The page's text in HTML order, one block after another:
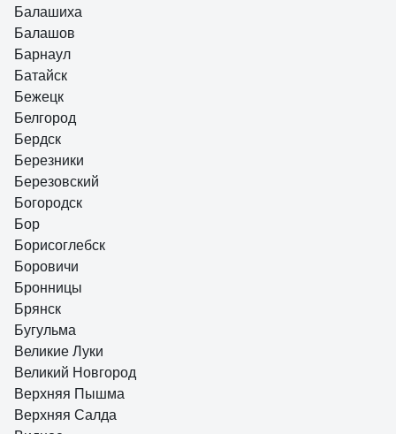
Балашиха
Балашов
Барнаул
Батайск
Бежецк
Белгород
Бердск
Березники
Березовский
Богородск
Бор
Борисоглебск
Боровичи
Бронницы
Брянск
Бугульма
Великие Луки
Великий Новгород
Верхняя Пышма
Верхняя Салда